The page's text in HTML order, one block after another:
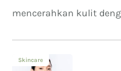
mencerahkan kulit
Skincare